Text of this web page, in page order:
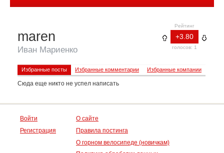
Рейтинг
+3.80
голосов: 1
maren
Иван Мариенко
Избранные посты Избранные комментарии Избранные компании
Сюда еще никто не успел написать
Войти
Регистрация
О сайте
Правила постинга
О горном велосипеде (новичкам)